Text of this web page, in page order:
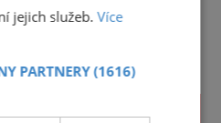
jejich služeb.Více
PARTNERY(1616)